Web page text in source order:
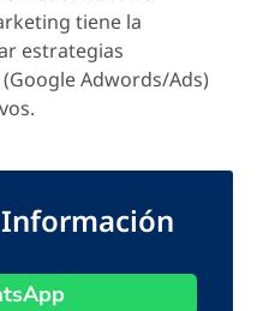
tiene la
estrategias
(Google Adwords/Ads)